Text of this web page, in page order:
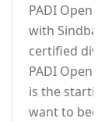
PADI Open
with
certified
PADI Open
is the
want to